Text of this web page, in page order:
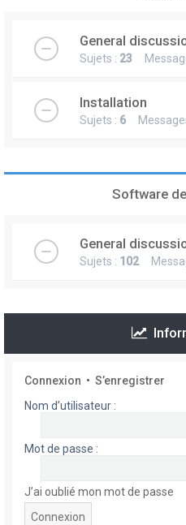
General
Sujets : 23
Installation
Sujets : 6
Software
General
Sujets : 102
Connexion • S’enregistrer
Nom d’utilisateur :
Mot de passe :
J’ai oublié mon mot de passe